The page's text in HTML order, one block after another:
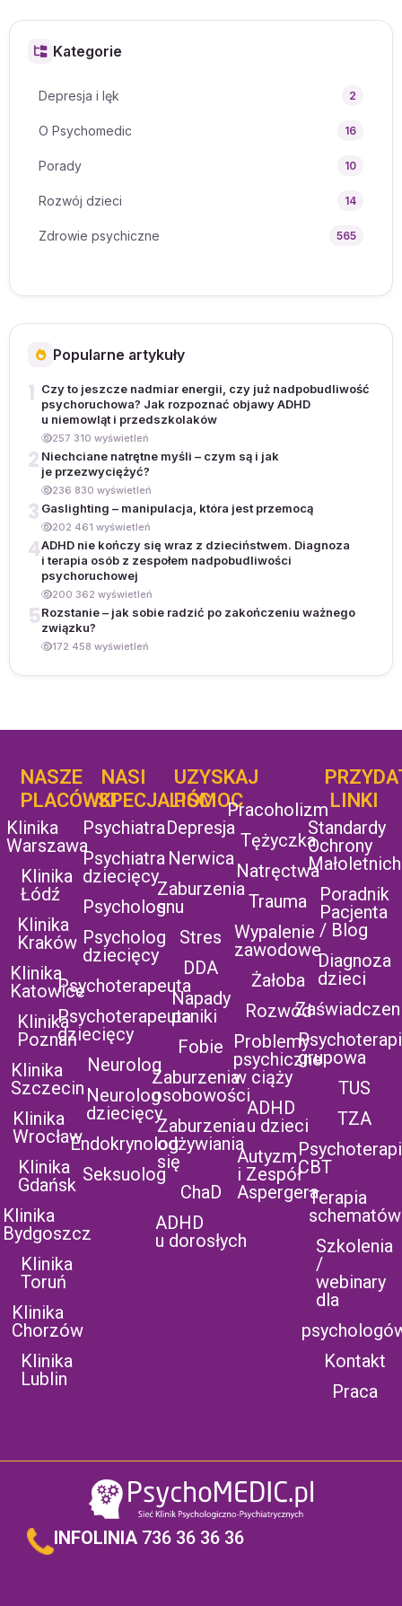
Kategorie
Depresja i lęk 2
O Psychomedic 16
Porady 10
Rozwój dzieci 14
Zdrowie psychiczne 565
Popularne artykuły
1 Czy to jeszcze nadmiar energii, czy już nadpobudliwość
psychoruchowa? Jak rozpoznać objawy ADHD
u niemowląt i przedszkolaków
257 310 wyświetleń
2 Niechciane natrętne myśli – czym są i jak
je przezwyciężyć?
236 830 wyświetleń
3 Gaslighting – manipulacja, która jest przemocą
202 461 wyświetleń
4ADHD nie kończy się wraz z dzieciństwem. Diagnoza
i terapia osób z zespołem nadpobudliwości
psychoruchowej
200 362 wyświetleń
5Rozstanie – jak sobie radzić po zakończeniu ważnego
związku?
172 458 wyświetleń
NASZE
PLACÓWKI
Klinika
Warszawa
Klinika
Łódź
Klinika
Kraków
Klinika
Katowice
Klinika
Poznań
Klinika
Szczecin
Klinika
Wrocław
Klinika
Gdańsk
Klinika
Bydgoszcz
Klinika
Toruń
Klinika
Chorzów
Klinika
Lublin
NASI
SPECJALIŚCI
Psychiatra
Psychiatra
dziecięcy
Psycholog
Psycholog
dziecięcy
Psychoterapeuta
Psychoterapeuta
dziecięcy
Neurolog
Neurolog
dziecięcy
Endokrynolog
Seksuolog
UZYSKAJ
POMOC
Depresja
Nerwica
Zaburzenia
snu
Stres
DDA
Napady
paniki
Fobie
Zaburzenia
osobowości
Zaburzenia
odżywiania
się
ChaD
ADHD
u dorosłych
UZYSKAJ
POMOC
Pracoholizm
Tężyczka
Natręctwa
Trauma
Wypalenie
zawodowe
Żałoba
Rozwód
Problemy
psychiczne
w ciąży
ADHD
u dzieci
Autyzm
i Zespół
Aspergera
LINKI
Standardy
Ochrony
Małoletnich
Poradnik
Pacjenta
/ Blog
Diagnoza
dzieci
grupowa
TUS
TZA
CBT
Terapia
schematów
Szkolenia
/
webinary
dla
Kontakt
Praca
INFOLINIA 736 36 36 36